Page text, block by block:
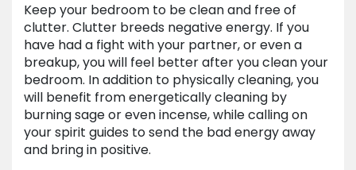
Keep your bedroom to be clean and free of
clutter. Clutter breeds negative energy. If you
have had a fight with your partner, or even a
breakup, you will feel better after you clean your
bedroom. In addition to physically cleaning, you
will benefit from energetically cleaning by
burning sage or even incense, while calling on
your spirit guides to send the bad energy away
and bring in positive.